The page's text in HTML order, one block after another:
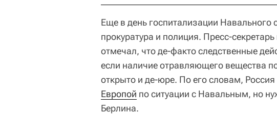
Еще в день госпитализации Навального
прокуратура и полиция. Пресс-
отмечал, что де-факто следственные
если наличие отравляющего вещества
открыто и де-юре. По его словам,
Европой по ситуации с Навальным, но
Берлина.